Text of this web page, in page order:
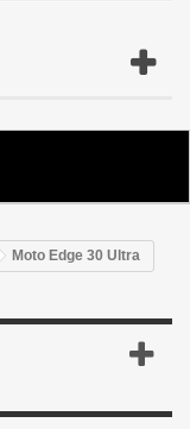
Moto Edge 30 Ultra